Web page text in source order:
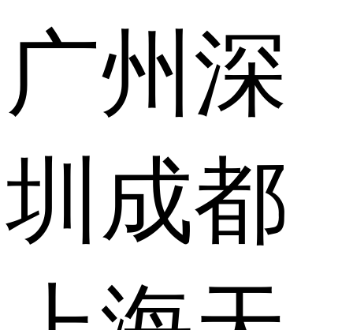
广州 深
圳 成都